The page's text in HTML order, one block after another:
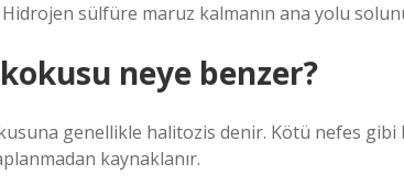
sülfüre maruz kalmanın ana yolu
neye benzer?
genellikle halitozis denir. Kötü nefes
kaynaklanır.